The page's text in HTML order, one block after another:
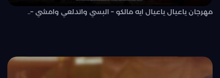
مهرجان ياعيال ياعيال ايه مالكو – البسي واتدلعي وامشي –..